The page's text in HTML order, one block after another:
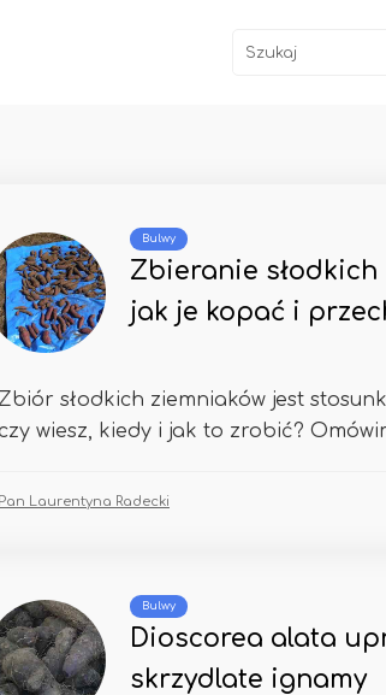
Bulwy
Zbieranie słodkich
jak je kopać i
słodkich ziemniaków jest
wiesz, kiedy i jak to zrobić?
Pan Laurentyna Radecki
Bulwy
Dioscorea alata
skrzydlate ignamy